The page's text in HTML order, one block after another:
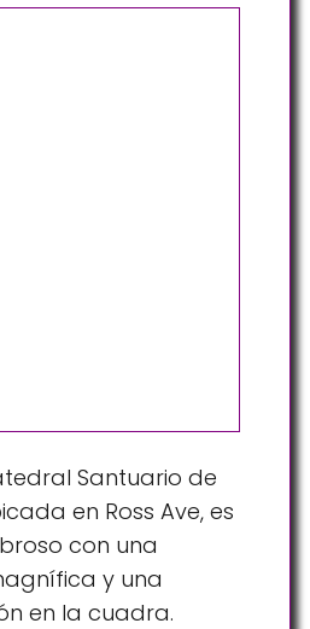
Santuario de
en Ross Ave, es
con una
y una
en la cuadra.